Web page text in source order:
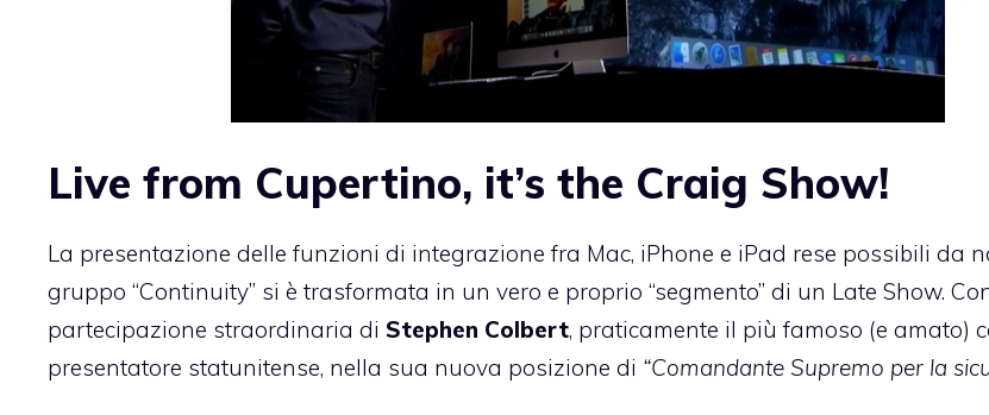
Live from Cupertino, it’s the Craig Show!
La presentazione delle funzioni di integrazione fra Mac, iPhone e iPad rese possibili da
gruppo “Continuity” si è trasformata in un vero e proprio “segmento” di un Late Show.
partecipazione straordinaria di Stephen Colbert, praticamente il più famoso (e amato)
presentatore statunitense, nella sua nuova posizione di “Comandante Supremo per la